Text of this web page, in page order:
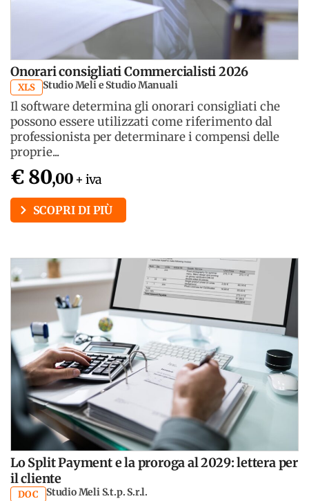
Onorari consigliati Commercialisti 2026
XLS Studio Meli e Studio Manuali
Il software determina gli onorari consigliati che
possono essere utilizzati come riferimento dal
professionista per determinare i compensi delle
proprie...
€ 80,00 + iva
SCOPRI DI PIÙ
Lo Split Payment e la proroga al 2029: lettera per
il cliente
DOC Studio Meli S.t.p. S.r.l.